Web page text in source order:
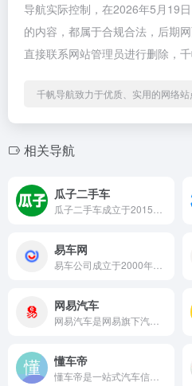
导航实际控制，在2026年5月19
的内容，都属于合规合法，后期
直接联系网站管理员进行删除，
千帆导航致力于优质、实用的网络站
相关导航
瓜子二手车
易车网
网易汽车
懂车帝